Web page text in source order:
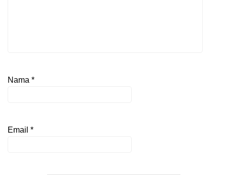
Nama *
Email *